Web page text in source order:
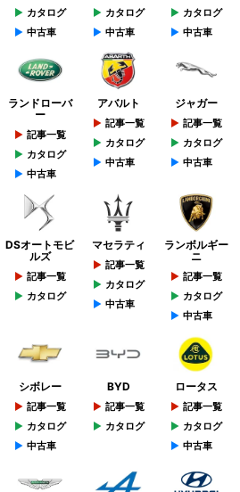
カタログ
中古車
カタログ
中古車
カタログ
中古車
ランドローバ
ー
記事一覧
カタログ
中古車
アバルト
記事一覧
カタログ
中古車
ジャガー
記事一覧
カタログ
中古車
DSオートモビ
ルズ
記事一覧
カタログ
マセラティ
記事一覧
カタログ
中古車
ランボルギー
ニ
記事一覧
カタログ
中古車
シボレー
記事一覧
カタログ
中古車
BYD
記事一覧
カタログ
ロータス
記事一覧
カタログ
中古車